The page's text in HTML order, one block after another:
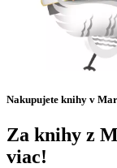
Nakupujete knihy v
Za knihy z
viac!